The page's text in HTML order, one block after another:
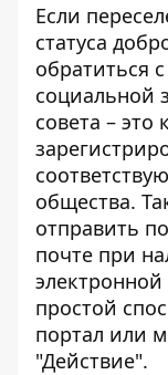
Если
статуса
обратиться
социальной
совета – это
общества.
отправить
почте при
простой
портал или
"Действие".